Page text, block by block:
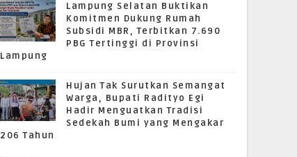
Lampung Selatan Buktikan
Komitmen Dukung Rumah
Subsidi MBR, Terbitkan 7.690
PBG Tertinggi di Provinsi
Lampung
Hujan Tak Surutkan Semangat
Warga, Bupati Radityo Egi
Hadir Menguatkan Tradisi
Sedekah Bumi yang Mengakar
206 Tahun